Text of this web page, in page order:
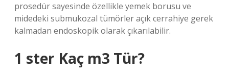
prosedür sayesinde özellikle yemek borusu ve
midedeki submukozal tümörler açık cerrahiye gerek
kalmadan endoskopik olarak çıkarılabilir.
1 ster Kaç m3 Tür?